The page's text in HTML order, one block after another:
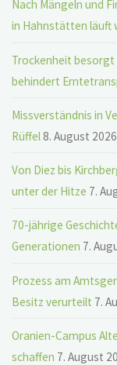
Nach Mängeln und
in Hahnstätten läuft
Trockenheit besorgt
behindert
Missverständnis in
Rüffel8. August 2026
Von Diez bis
unter der Hitze 7.
70-jährige
Generationen 7.
Prozess am
Besitz verurteilt 7.
Oranien-Campus
schaffen 7. August